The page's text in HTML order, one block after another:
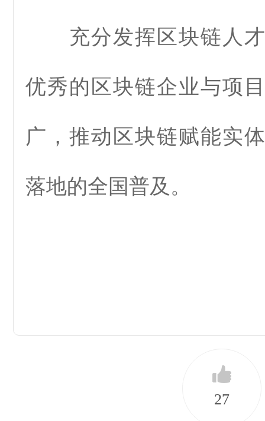
充分发挥区块链人才
优秀的区块链企业与项
广，推动区块链赋能实
落地的全国普及。
27